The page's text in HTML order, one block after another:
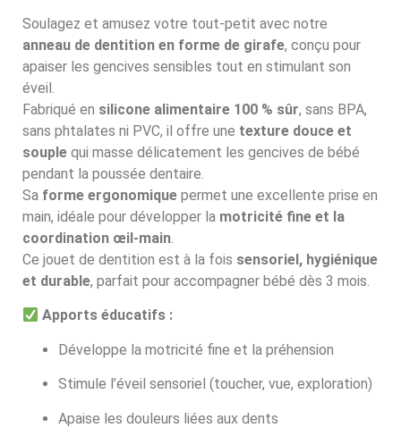
Soulagez et amusez votre tout-petit avec notre
anneau de dentition en forme de girafe, conçu pour
apaiser les gencives sensibles tout en stimulant son
éveil.
Fabriqué en silicone alimentaire 100 % sûr, sans BPA,
sans phtalates ni PVC, il offre une texture douce et
souple qui masse délicatement les gencives de bébé
pendant la poussée dentaire.
Sa forme ergonomique permet une excellente prise en
main, idéale pour développer la motricité fine et la
coordination œil-main.
Ce jouet de dentition est à la fois sensoriel, hygiénique
et durable, parfait pour accompagner bébé dès 3 mois.
Apports éducatifs :
Développe la motricité fine et la préhension
Stimule l’éveil sensoriel (toucher, vue, exploration)
Apaise les douleurs liées aux dents